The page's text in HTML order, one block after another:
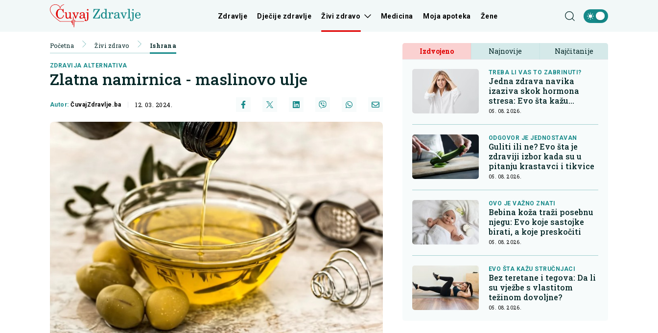
Zdravlje Dječije zdravlje Živi zdravo Medicina Moja apoteka Žene
Početna Živi zdravo Ishrana
ZDRAVIJA ALTERNATIVA
Zlatna namirnica - maslinovo ulje
Autor:ČuvajZdravlje.ba 12. 03. 2024.
Izdvojeno Najnovije Najčitanije
TREBA LI VAS TO ZABRINUTI?
Jedna zdrava navika
izaziva skok hormona
stresa: Evo šta kažu
endokrinolozi
05. 08. 2026.
ODGOVOR JE JEDNOSTAVAN
Guliti ili ne? Evo šta je
zdraviji izbor kada su u
pitanju krastavci i tikvice
05. 08. 2026.
OVO JE VAŽNO ZNATI
Bebina koža traži posebnu
njegu: Evo koje sastojke
birati, a koje preskočiti
05. 08. 2026.
EVO ŠTA KAŽU STRUČNJACI
Bez teretane i tegova: Da li
su vježbe s vlastitom
težinom dovoljne?
05. 08. 2026.